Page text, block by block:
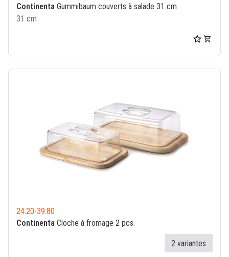
Continenta Gummibaum couverts à salade 31 cm
31 cm
24.20-39.80
Continenta Cloche à fromage 2 pcs.
2 variantes